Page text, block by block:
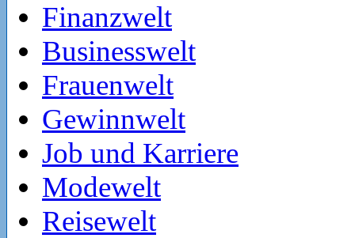
Finanzwelt
Businesswelt
Frauenwelt
Gewinnwelt
Job und Karriere
Modewelt
Reisewelt